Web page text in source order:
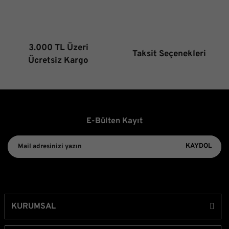
3.000 TL Üzeri
Ücretsiz Kargo
Taksit Seçenekleri
E-Bülten Kayıt
KAYDOL
KURUMSAL